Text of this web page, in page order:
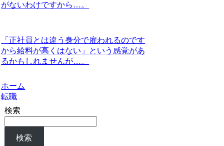
がないわけですから…。
「正社員とは違う身分で雇われるのです
から給料が高くはない」という感覚があ
るかもしれませんが…。
ホーム
転職
検索
検索